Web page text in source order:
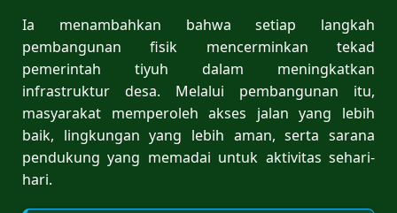
Ia menambahkan bahwa setiap langkah
pembangunan fisik mencerminkan tekad
pemerintah tiyuh dalam meningkatkan
infrastruktur desa. Melalui pembangunan itu,
masyarakat memperoleh akses jalan yang lebih
baik, lingkungan yang lebih aman, serta sarana
pendukung yang memadai untuk aktivitas sehari-
hari.